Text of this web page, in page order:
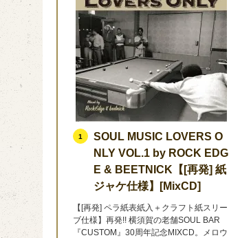
1
SOUL MUSIC LOVERS O
NLY VOL.1 by ROCK EDG
E & BEETNICK【[再発] 紙
ジャケ仕様】[MixCD]
【[再発] ペラ紙表紙入＋クラフト紙スリー
ブ仕様】再発!! 横須賀の老舗SOUL BAR
『CUSTOM』30周年記念MIXCD。メロウ